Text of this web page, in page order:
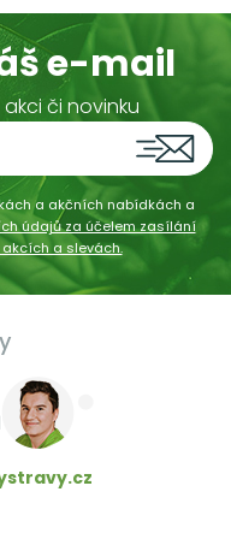
e-mail
či novinku
a akčních nabídkách a
údajů za účelem zasílání
a slevách.